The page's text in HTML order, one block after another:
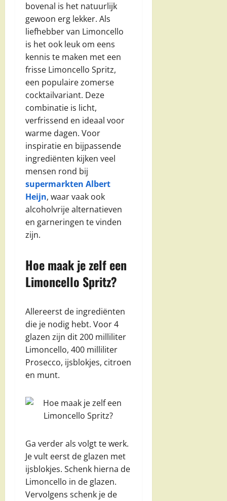
bovenal is het natuurlijk
gewoon erg lekker. Als
liefhebber van Limoncello
is het ook leuk om eens
kennis te maken met een
frisse Limoncello Spritz,
een populaire zomerse
cocktailvariant. Deze
combinatie is licht,
verfrissend en ideaal voor
warme dagen. Voor
inspiratie en bijpassende
ingrediënten kijken veel
mensen rond bij
supermarkten Albert
Heijn, waar vaak ook
alcoholvrije alternatieven
en garneringen te vinden
zijn.
Hoe maak je zelf een
Limoncello Spritz?
Allereerst de ingrediënten
die je nodig hebt. Voor 4
glazen zijn dit 200 milliliter
Limoncello, 400 milliliter
Prosecco, ijsblokjes, citroen
en munt.
Ga verder als volgt te werk.
Je vult eerst de glazen met
ijsblokjes. Schenk hierna de
Limoncello in de glazen.
Vervolgens schenk je de